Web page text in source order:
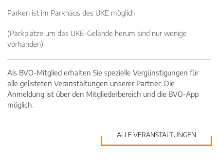
Parken ist im Parkhaus des UKE möglich
(Parkplätze um das UKE-Gelände herum sind nur wenige
vorhanden)
Als BVO-Mitglied erhalten Sie spezielle Vergünstigungen für
alle gelisteten Veranstaltungen unserer Partner. Die
Anmeldung ist über den Mitgliederbereich und die BVO-App
möglich.
ALLE VERANSTALTUNGEN